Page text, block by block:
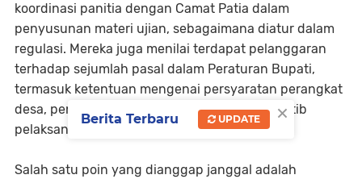
koordinasi panitia dengan Camat Patia dalam
penyusunan materi ujian, sebagaimana diatur dalam
regulasi. Mereka juga menilai terdapat pelanggaran
terhadap sejumlah pasal dalam Peraturan Bupati,
termasuk ketentuan mengenai persyaratan perangkat
desa, penetapan passing grade, serta tata tertib
pelaksanaan pengisian jabatan.
Salah satu poin yang dianggap janggal adalah
×
Berita Terbaru UPDATE